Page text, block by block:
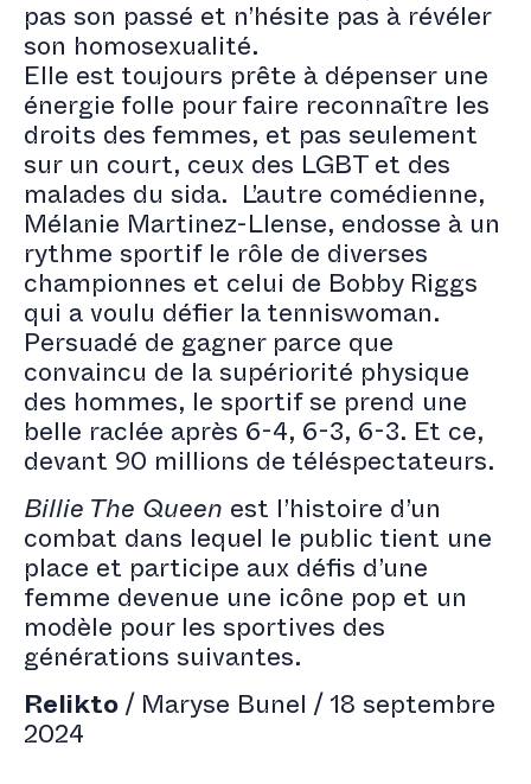
pas son passé et n’hésite pas à révéler
son homosexualité.
Elle est toujours prête à dépenser une
énergie folle pour faire reconnaître les
droits des femmes, et pas seulement
sur un court, ceux des LGBT et des
malades du sida. L’autre comédienne,
Mélanie Martinez-Llense, endosse à un
rythme sportif le rôle de diverses
championnes et celui de Bobby Riggs
qui a voulu défier la tenniswoman.
Persuadé de gagner parce que
convaincu de la supériorité physique
des hommes, le sportif se prend une
belle raclée après 6-4, 6-3, 6-3. Et ce,
devant 90 millions de téléspectateurs.
Billie The Queen est l’histoire d’un
combat dans lequel le public tient une
place et participe aux défis d’une
femme devenue une icône pop et un
modèle pour les sportives des
générations suivantes.
Relikto / Maryse Bunel / 18 septembre
2024